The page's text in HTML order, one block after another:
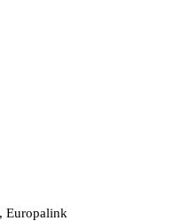
Europalink